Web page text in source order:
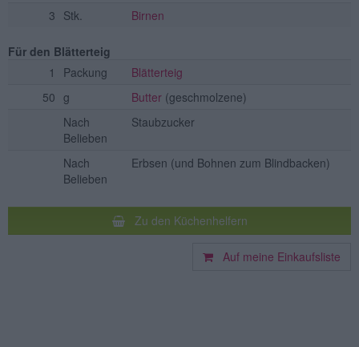
3 Stk. Birnen
Für den Blätterteig
1
Packung
Blätterteig
50 g Butter (geschmolzene)
Nach
Belieben
Staubzucker
Nach
Belieben
Erbsen (und Bohnen zum Blindbacken)
Zu den Küchenhelfern
Auf meine Einkaufsliste